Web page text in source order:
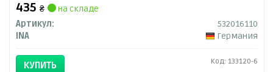
435 ₴
на складе
Артикул:
532016110
INA
Германия
КУПИТЬ Код: 133120-6